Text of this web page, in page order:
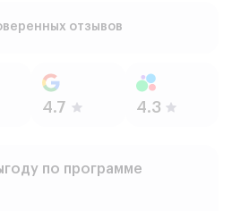
отзывов
по программе